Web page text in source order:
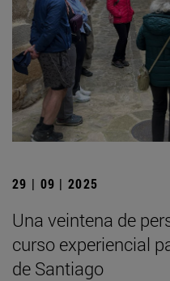
29 | 09 | 2025
Una veintena de
curso experiencial
de Santiago